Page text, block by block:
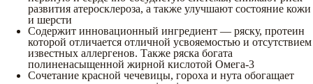
развития атеросклероза, а также улучшают состояние кожи
и шерсти
Содержит инновационный ингредиент — ряску, протеин
которой отличается отличной усвояемостью и отсутствием
известных аллергенов. Также ряска богата
полиненасыщенной жирной кислотой Омега-3
Сочетание красной чечевицы, гороха и нута обогащает